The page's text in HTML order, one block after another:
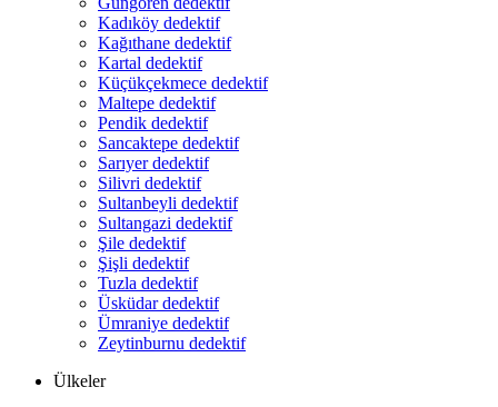
Kadıköy dedektif
Kağıthane dedektif
Kartal dedektif
Küçükçekmece dedektif
Maltepe dedektif
Pendik dedektif
Sancaktepe dedektif
Sarıyer dedektif
Silivri dedektif
Sultanbeyli dedektif
Sultangazi dedektif
Şile dedektif
Şişli dedektif
Tuzla dedektif
Üsküdar dedektif
Ümraniye dedektif
Zeytinburnu dedektif
Ülkeler